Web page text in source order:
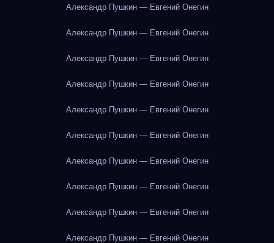
Александр Пушкин — Евгений Онегин
Александр Пушкин — Евгений Онегин
Александр Пушкин — Евгений Онегин
Александр Пушкин — Евгений Онегин
Александр Пушкин — Евгений Онегин
Александр Пушкин — Евгений Онегин
Александр Пушкин — Евгений Онегин
Александр Пушкин — Евгений Онегин
Александр Пушкин — Евгений Онегин
Александр Пушкин — Евгений Онегин